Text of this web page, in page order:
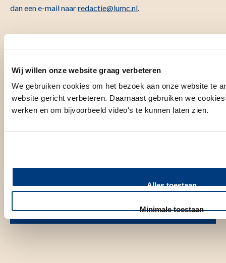
Wij willen onze website graag verbeteren
We gebruiken cookies om het bezoek aan onze website te
website gericht verbeteren. Daarnaast gebruiken we
werken en om bijvoorbeeld video's te kunnen laten zien.
Alles toestaan
Minimale toestaan
dan een e-mail naarredactie@lumc.nl.